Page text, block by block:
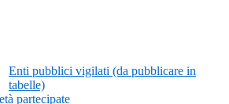
Enti pubblici vigilati (da pubblicare in
tabelle)
partecipate